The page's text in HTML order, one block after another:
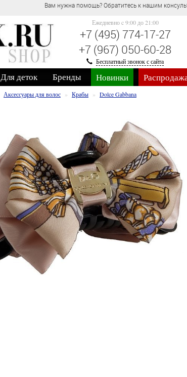
Вам нужна помощь? Обратитесь к нашим
Ежедневно c 9:00 до 21:00
+7 (495) 774-17-27
+7 (967) 050-60-28
Бесплатный звонок с сайта
Для деток Бренды Новинки
Аксессуары для волос Крабы Dolce Gabbana